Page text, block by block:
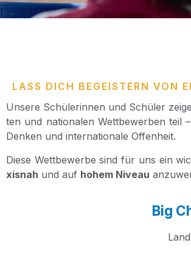
LASS DICH BEGEISTERN VON
Unse­re Schü­le­rin­nen und Schü­ler
ten und natio­na­len Wett­be­wer­ben teil
Den­ken und inter­na­tio­na­le Offenheit.
Die­se Wett­be­wer­be sind für uns ein
xis­nah und auf hohem Niveau
Big